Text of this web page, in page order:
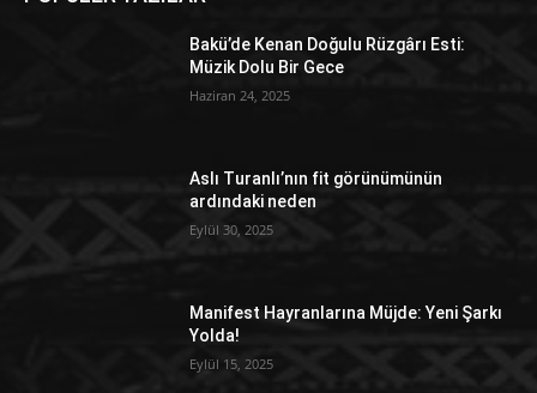
Bakü’de Kenan Doğulu Rüzgârı Esti:
Müzik Dolu Bir Gece
Haziran 24, 2025
Aslı Turanlı’nın fit görünümünün
ardındaki neden
Eylül 30, 2025
Manifest Hayranlarına Müjde: Yeni Şarkı
Yolda!
Eylül 15, 2025